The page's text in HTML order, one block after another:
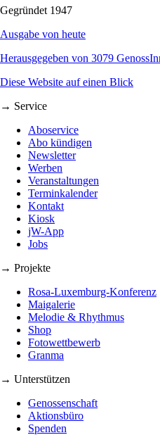
Gegründet 1947
Ausgabe von heute
Herausgegeben von 3079
Diese Website auf einen Blick
→ Service
Aboservice
Abo kündigen
Newsletter
Werben
Veranstaltungen
Terminkalender
Kontakt
Kiosk
jW-App
Jobs
→ Projekte
Rosa-Luxemburg-Konferenz
Maigalerie
Melodie & Rhythmus
Shop
Fotowettbewerb
Granma
→ Unterstützen
Genossenschaft
Aktionsbüro
Spenden